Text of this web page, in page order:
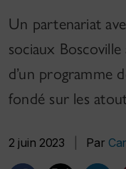
Un partenariat
sociaux
d’un programme
fondé sur les
2 juin 2023 Par